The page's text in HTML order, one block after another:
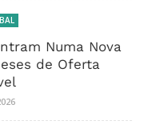
Numa Nova
de Oferta